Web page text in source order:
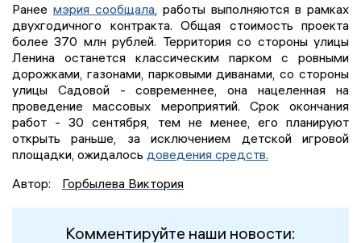
Ранее мэрия сообщала, работы выполняются в рамках
двухгодичного контракта. Общая стоимость проекта
более 370 млн рублей. Территория со стороны улицы
Ленина останется классическим парком с ровными
дорожками, газонами, парковыми диванами, со стороны
улицы Садовой - современнее, она нацеленная на
проведение массовых мероприятий. Срок окончания
работ - 30 сентября, тем не менее, его планируют
открыть раньше, за исключением детской игровой
площадки, ожидалось доведения средств.
Автор:
Горбылева Виктория
Комментируйте наши новости: